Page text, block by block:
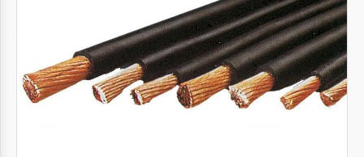
Înregistrează-